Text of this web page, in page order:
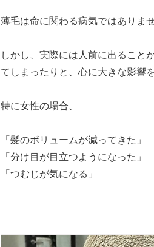
薄毛は命に関わる病気ではありませ
しかし、実際には人前に出ること
てしまったりと、心に大きな影響
特に女性の場合、
「髪のボリュームが減ってきた」
「分け目が目立つようになった」
「つむじが気になる」